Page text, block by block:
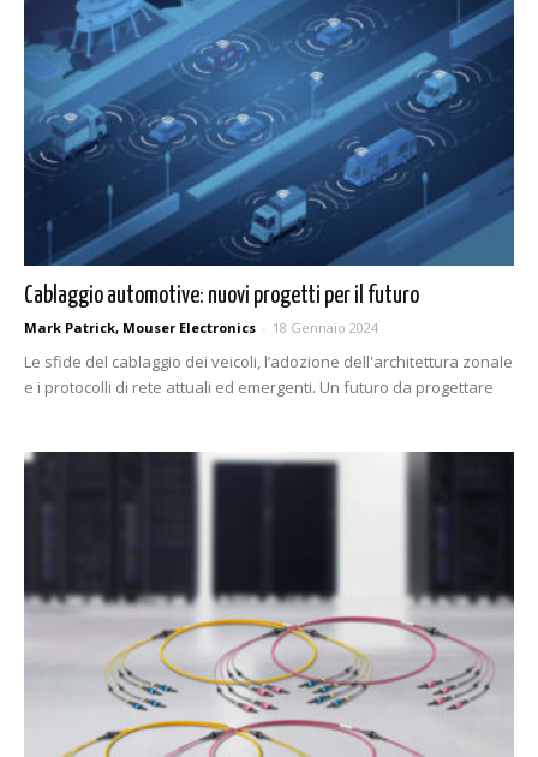
Cablaggio automotive: nuovi progetti per il futuro
Mark Patrick, Mouser Electronics - 18 Gennaio 2024
Le sfide del cablaggio dei veicoli, l’adozione dell'architettura zonale
e i protocolli di rete attuali ed emergenti. Un futuro da progettare